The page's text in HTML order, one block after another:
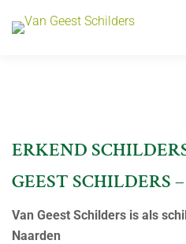
ERKEND
GEEST SCHILDERS
Van Geest Schilders is als
Naarden